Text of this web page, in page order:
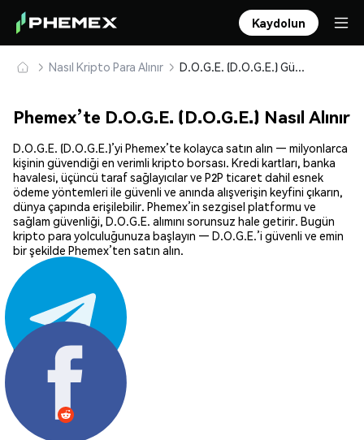
Kaydolun
Nasıl Kripto Para Alınır D.O.G.E. (D.O.G.E.) Güvenle Satın Alın ve Saklayın
Phemex’te D.O.G.E. (D.O.G.E.) Nasıl Alınır
D.O.G.E. (D.O.G.E.)’yi Phemex’te kolayca satın alın — milyonlarca
kişinin güvendiği en verimli kripto borsası. Kredi kartları, banka
havalesi, üçüncü taraf sağlayıcılar ve P2P ticaret dahil esnek
ödeme yöntemleri ile güvenli ve anında alışverişin keyfini çıkarın,
dünya çapında erişilebilir. Phemex’in sezgisel platformu ve
sağlam güvenliği, D.O.G.E. alımını sorunsuz hale getirir. Bugün
kripto para yolculuğunuza başlayın — D.O.G.E.’i güvenli ve emin
bir şekilde Phemex’ten satın alın.
Paylaş: